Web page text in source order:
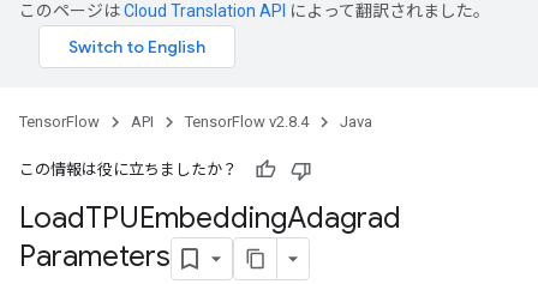
このページはCloud Translation API によって翻訳されました。
TensorFlow API TensorFlow v2.8.4 Java
この情報は役に立ちましたか？
LoadTPUEmbeddingAdagrad
Parameters